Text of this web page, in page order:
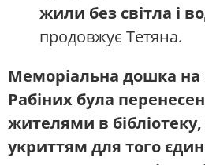
жили без світла і
продовжує Тетяна.
Меморіальна дошка на
Рабіних була
жителями в бібліотеку,
укриттям для того